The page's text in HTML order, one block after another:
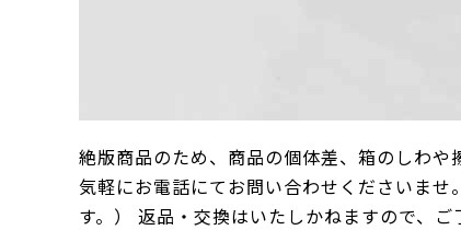
絶版商品のため、商品の個体差、箱のしわ
気軽にお電話にてお問い合わせくださいま
す。） 返品・交換はいたしかねますので、